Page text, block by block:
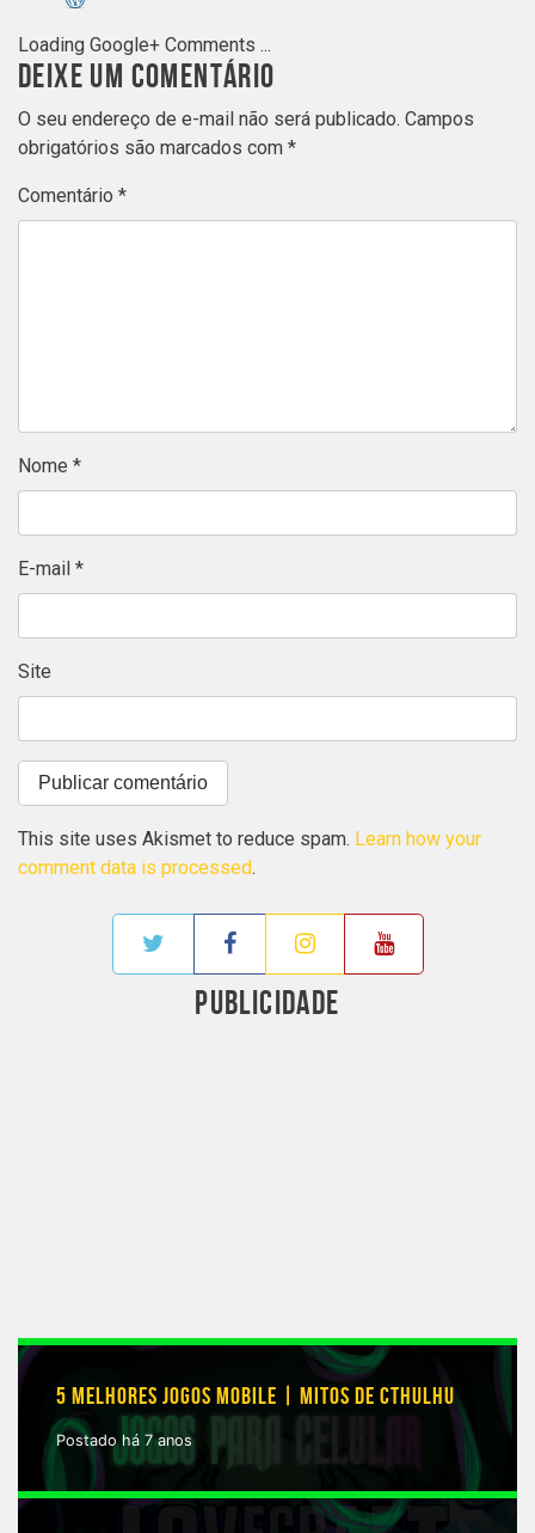
Loading Google+ Comments ...
DEIXE UM COMENTÁRIO
O seu endereço de e-mail não será publicado. Campos
obrigatórios são marcados com *
Comentário *
Nome *
E-mail *
Site
This site uses Akismet to reduce spam. Learn how your
comment data is processed.
PUBLICIDADE
5 MELHORES JOGOS MOBILE | MITOS DE CTHULHU
Postado há 7 anos